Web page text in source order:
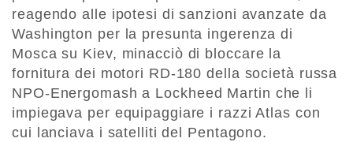
reagendo alle ipotesi di sanzioni avanzate da
Washington per la presunta ingerenza di
Mosca su Kiev, minacciò di bloccare la
fornitura dei motori RD-180 della società russa
NPO-Energomash a Lockheed Martin che li
impiegava per equipaggiare i razzi Atlas con
cui lanciava i satelliti del Pentagono.